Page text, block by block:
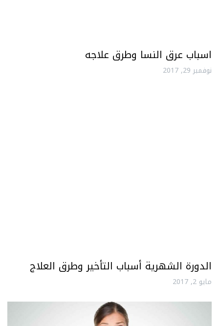
اسباب عرق النسا وطرق علاجه
نوفمبر 29, 2017
الدورة الشهرية أسباب التأخير وطرق العلاج
مايو 2, 2017